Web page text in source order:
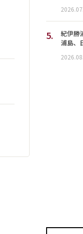
5.
紀伊勝
浦島、